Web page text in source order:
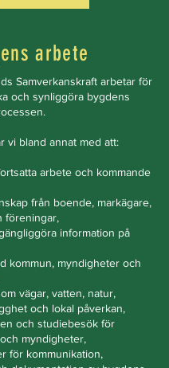
arbete
Samverkanskraft arbetar för
och synliggöra bygdens
vi bland annat med att:
arbete och kommande
från boende, markägare,
föreningar,
information på
kommun, myndigheter och
vägar, vatten, natur,
och lokal påverkan,
och studiebesök för
myndigheter,
för kommunikation,